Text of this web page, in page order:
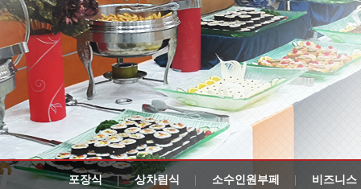
포장식 상차림식 소수인원부페 비즈니스